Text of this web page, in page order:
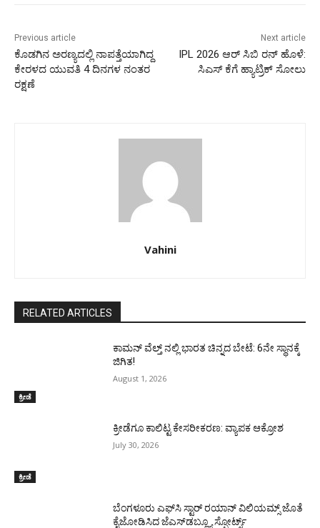
Previous article
ಕೊಡಗಿನ ಅರಣ್ಯದಲ್ಲಿ ನಾಪತ್ತೆಯಾಗಿದ್ದ
ಕೇರಳದ ಯುವತಿ 4 ದಿನಗಳ ನಂತರ
ರಕ್ಷಣೆ
Next article
IPL 2026 ಆರ್‌ ಸಿಬಿ ರನ್‌ ಹೊಳೆ:
ಸಿಎಸ್‌ ಕೆಗೆ ಹ್ಯಾಟ್ರಿಕ್‌ ಸೋಲು
Vahini
RELATED ARTICLES
ಕ್ರೀಡೆ
ಕಾಮನ್ ವೆಲ್ತ್ ನಲ್ಲಿ ಭಾರತ ಚಿನ್ನದ ಬೇಟೆ: 6ನೇ ಸ್ಥಾನಕ್ಕೆ
ಜಿಗಿತ!
August 1, 2026
ಕ್ರೀಡೆ
ಕ್ರೀಡೆಗೂ ಕಾಲಿಟ್ಟ ಕೇಸರೀಕರಣ: ವ್ಯಾಪಕ ಆಕ್ರೋಶ
July 30, 2026
ಬೆಂಗಳೂರು ಎಫ್‌ಸಿ ಸ್ಟಾರ್ ರಯಾನ್ ವಿಲಿಯಮ್ಸ್ ಜೊತೆ
ಕೈಜೋಡಿಸಿದ ಜೆಎಸ್‌ಡಬ್ಲ್ಯೂ ಸ್ಪೋರ್ಟ್ಸ್